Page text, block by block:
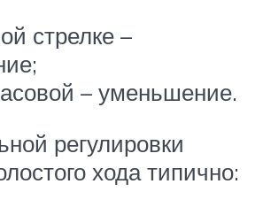
стрелке –
– уменьшение.
регулировки
хода типично: